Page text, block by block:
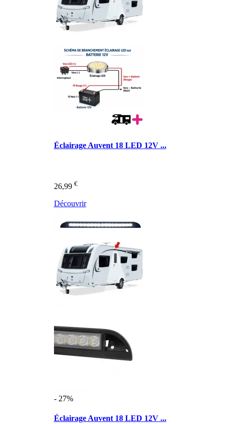
Éclairage Auvent 18 LED 12V ...
26,99 €
Découvrir
- 27%
Éclairage Auvent 18 LED 12V ...